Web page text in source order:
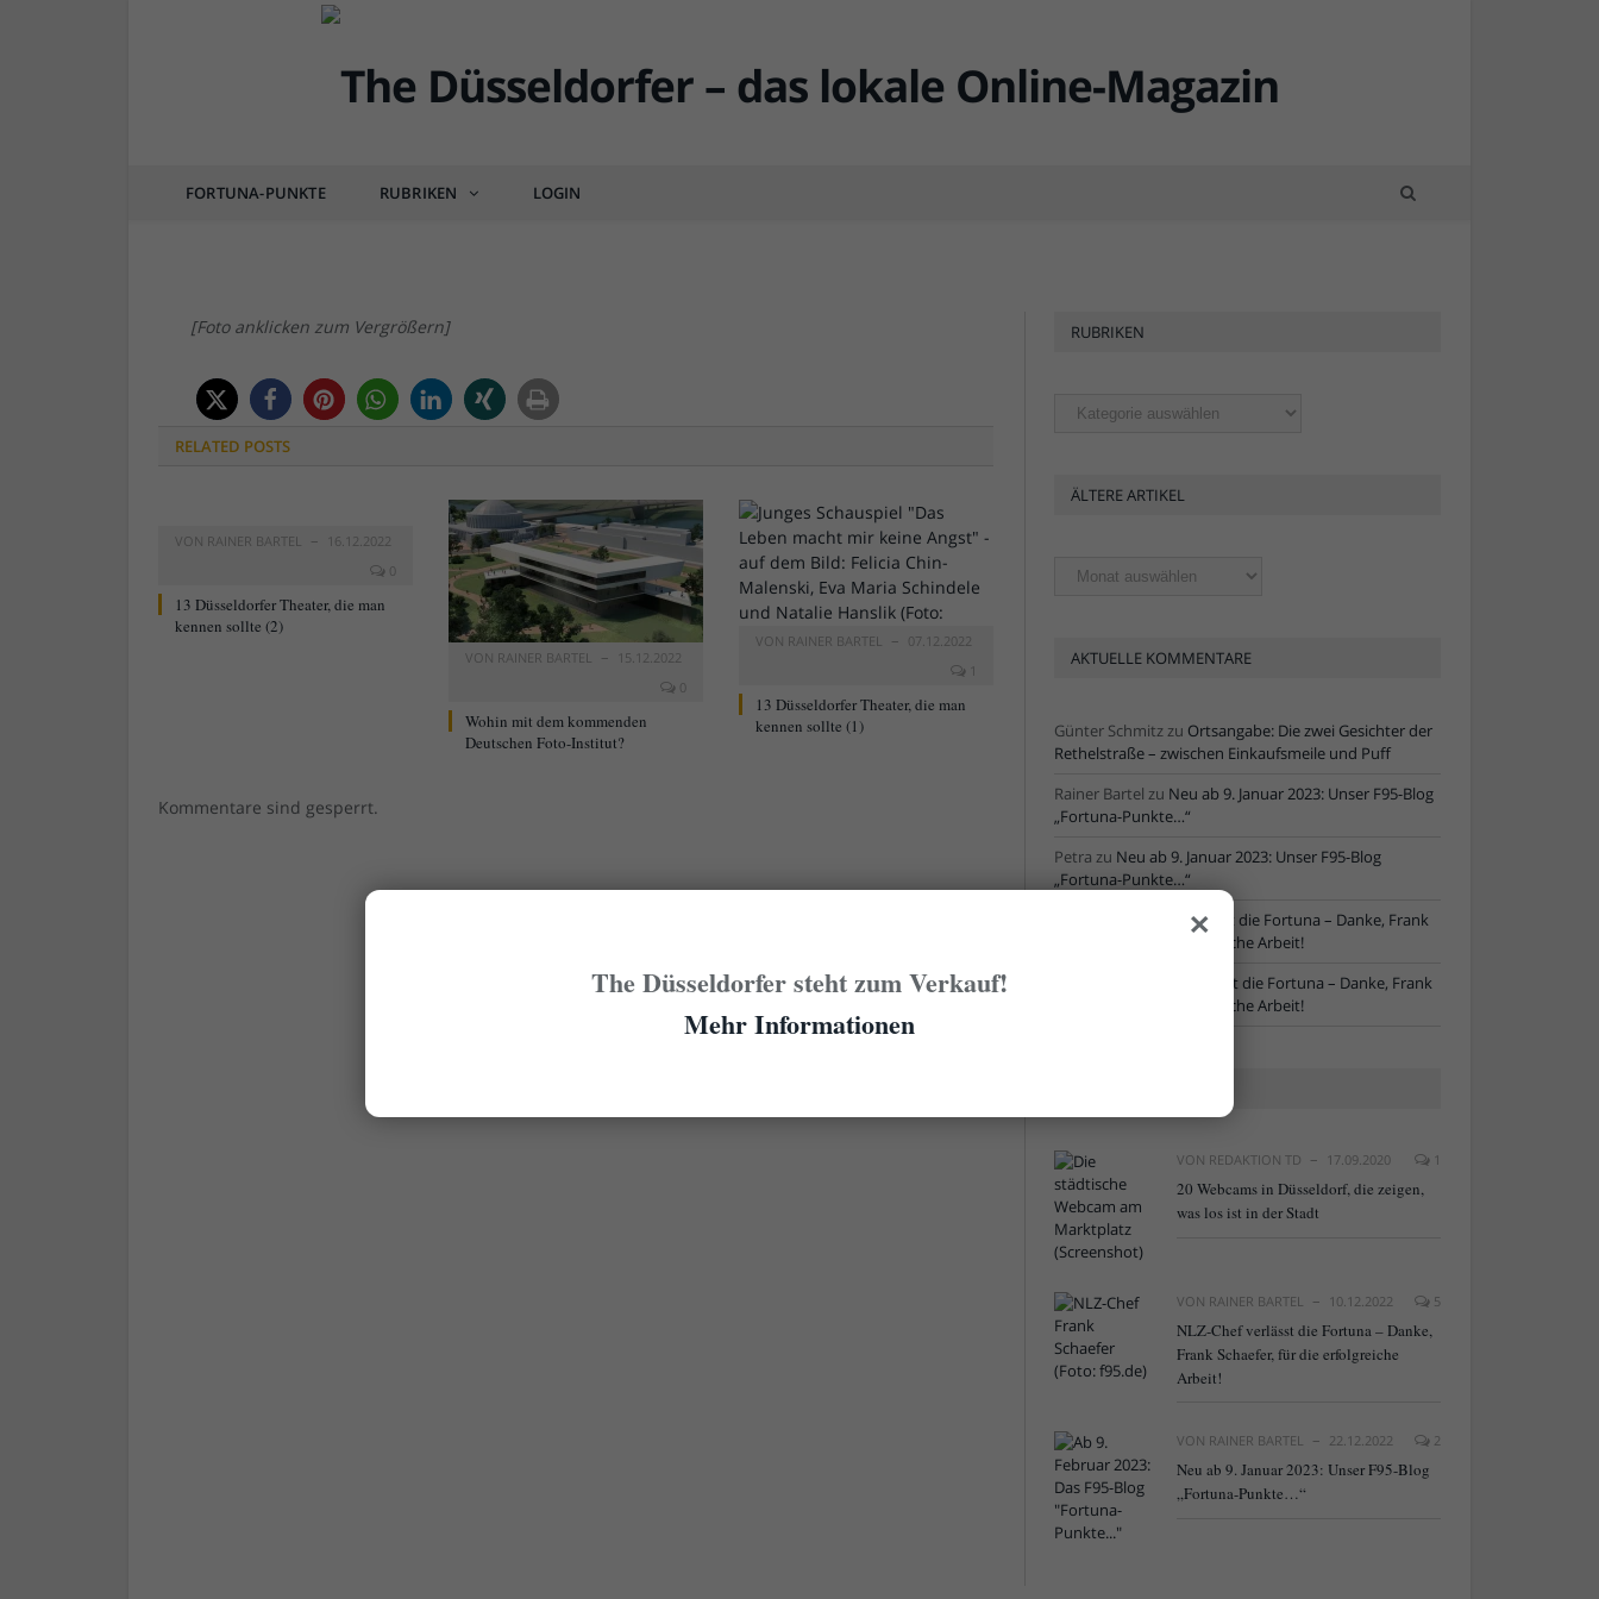
FORTUNA-PUNKTE RUBRIKEN LOGIN
[Foto anklicken zum Vergrößern]
RELATED POSTS
VON RAINER BARTEL
16.12.2022
0
13 Düsseldorfer Theater, die man
kennen sollte (2)
VON RAINER BARTEL
15.12.2022
0
Wohin mit dem kommenden
Deutschen Foto-Institut?
VON RAINER BARTEL
07.12.2022
1
13 Düsseldorfer Theater, die man
kennen sollte (1)
Kommentare sind gesperrt.
RUBRIKEN
Rubriken
ÄLTERE ARTIKEL
Ältere
AKTUELLE KOMMENTARE
Günter Schmitzzu Ortsangabe: Die zwei Gesichter der
Rethelstraße – zwischen Einkaufsmeile und Puff
Rainer Bartel zu Neu ab 9. Januar 2023: Unser F95-Blog
„Fortuna-Punkte…“
Petra zu Neu ab 9. Januar 2023: Unser F95-Blog
„Fortuna-Punkte…“
NLZ-Chef verlässt die Fortuna – Danke, Frank
Schaefer, für die erfolgreiche Arbeit!
NLZ-Chef verlässt die Fortuna – Danke, Frank
Schaefer, für die erfolgreiche Arbeit!
VON REDAKTION TD 17.09.2020 1
20 Webcams in Düsseldorf, die zeigen,
was los ist in der Stadt
VON RAINER BARTEL 10.12.2022 5
NLZ-Chef verlässt die Fortuna – Danke,
Frank Schaefer, für die erfolgreiche
Arbeit!
VON RAINER BARTEL 22.12.2022 2
Neu ab 9. Januar 2023: Unser F95-Blog
„Fortuna-Punkte…“
×
The Düsseldorfer steht zum Verkauf!
Mehr Informationen